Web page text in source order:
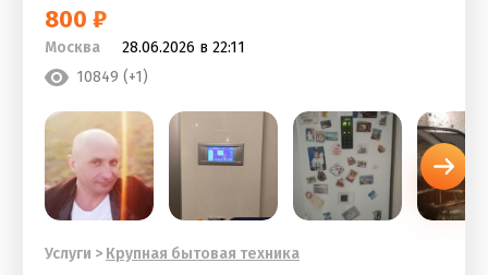
800 ₽
Москва
28.06.2026 в 22:11
10849 (+1)
Услуги > Крупная бытовая техника